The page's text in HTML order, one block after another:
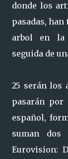
donde los
pasadas,
arbol en la
seguida de
25 serán los
pasarán por
español,
suman dos
Eurovision: